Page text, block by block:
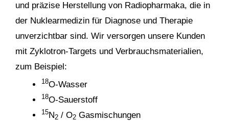
und präzise Herstellung von Radiopharmaka, die in
der Nuklearmedizin für Diagnose und Therapie
unverzichtbar sind. Wir versorgen unsere Kunden
mit Zyklotron-Targets und Verbrauchsmaterialien,
zum Beispiel:
18O-Wasser
18O-Sauerstoff
15N2 / O2 Gasmischungen